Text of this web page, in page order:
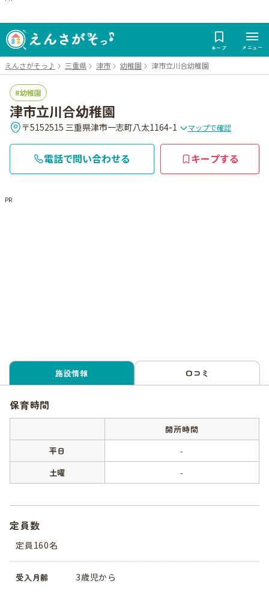
キープ メニュー
えんさがそっ♪ 三重県 津市 幼稚園 津市立川合幼稚園
幼稚園
津市立川合幼稚園
〒5152515 三重県津市一志町八太1164-1 マップで確認
電話で問い合わせる キープする
PR
施設情報 口コミ
保育時間
開所時間
平日
-
土曜
-
定員数
定員160名
受入月齢 3歳児から